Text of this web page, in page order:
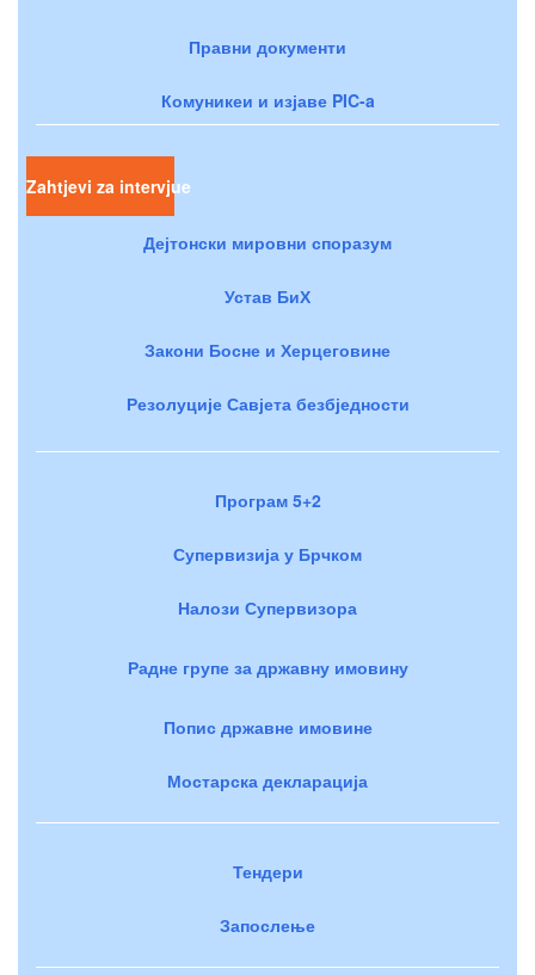
Правни документи
Комуникеи и изјаве PIC-a
Zahtjevi za intervjue
Дејтонски мировни споразум
Устав БиХ
Закони Босне и Херцеговине
Резолуције Савјета безбједности
Програм 5+2
Супервизија у Брчком
Налози Супервизора
Радне групе за државну имовину
Попис државне имовине
Мостарска декларација
Тендери
Запослење